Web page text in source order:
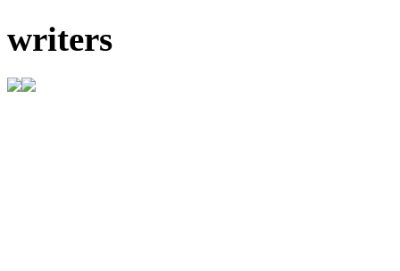
writers